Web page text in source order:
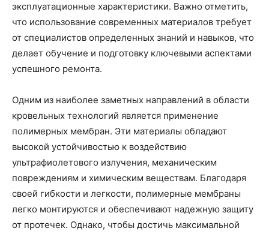
эксплуатационные характеристики. Важно отметить,
что использование современных материалов требует
от специалистов определенных знаний и навыков, что
делает обучение и подготовку ключевыми аспектами
успешного ремонта.
Одним из наиболее заметных направлений в области
кровельных технологий является применение
полимерных мембран. Эти материалы обладают
высокой устойчивостью к воздействию
ультрафиолетового излучения, механическим
повреждениям и химическим веществам. Благодаря
своей гибкости и легкости, полимерные мембраны
легко монтируются и обеспечивают надежную защиту
от протечек. Однако, чтобы достичь максимальной